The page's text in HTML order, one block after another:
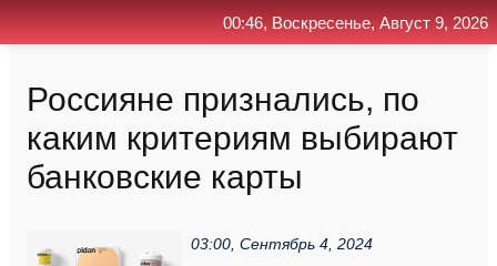
Россияне признались, по
каким критериям выбирают
банковские карты
03:00, Сентябрь 4, 2024
00:46, Воскресенье, Август 9, 2026